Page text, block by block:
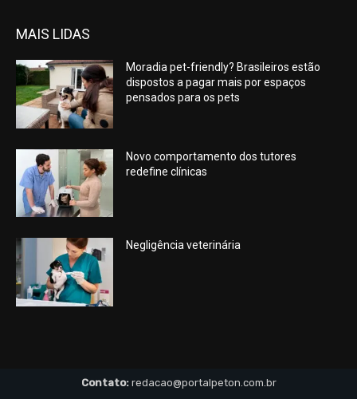
MAIS LIDAS
Moradia pet-friendly? Brasileiros estão
dispostos a pagar mais por espaços
pensados para os pets
Novo comportamento dos tutores
redefine clínicas
Negligência veterinária
Contato:redacao@portalpeton.com.br